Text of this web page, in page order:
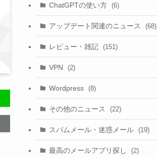
ChatGPTの使い方 (6)
アップデート関連のニュース (68)
レビュー・雑記 (151)
VPN (2)
Wordpress (8)
その他のニュース (22)
スパムメール・迷惑メール (19)
最高のメールアプリ探し (2)